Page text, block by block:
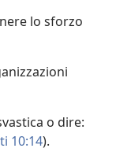
lo sforzo
o dire:
10:14).